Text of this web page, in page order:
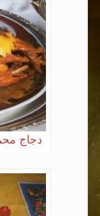
دجاج